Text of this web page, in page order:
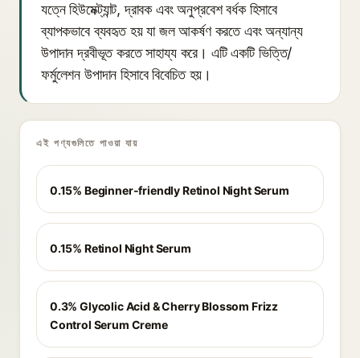
যত্নে হিউমেক্ট্যান্ট, দ্রাবক এবং অনুপ্রবেশ বর্ধক হিসাবে
ব্যাপকভাবে ব্যবহৃত হয় যা জল আকর্ষণ করতে এবং অন্যান্য
উপাদান দ্রবীভূত করতে সাহায্য করে। এটি একটি ভিত্তি/
ফর্মুলেশন উপাদান হিসাবে বিবেচিত হয়।
এই পণ্যগুলিতে পাওয়া যায়
0.15% Beginner-friendly Retinol Night Serum
0.15% Retinol Night Serum
0.3% Glycolic Acid & Cherry Blossom Frizz
Control Serum Creme